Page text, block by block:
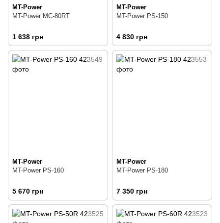
MT-Power
MT-Power MC-80RT
1 638 грн
MT-Power
MT-Power PS-150
4 830 грн
MT-Power
MT-Power PS-160
5 670 грн
MT-Power
MT-Power PS-180
7 350 грн